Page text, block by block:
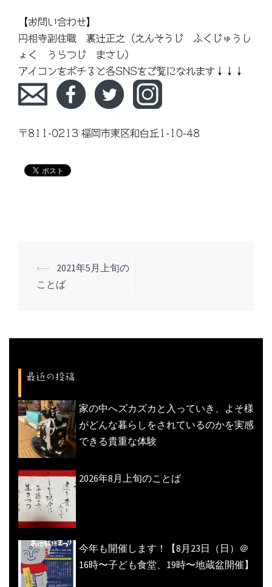
【お問い合わせ】
円相寺副住職 裏辻正之（えんそうじ ふくじゅうし
ょく うらつじ まさし）
アイコンをポチると各SNSをご覧になれます↓↓↓
〒811-0213 福岡市東区和白丘1-10-48
投
稿
シ
ョ
ン
⟵ 2021年5月上旬の
ことば
最近の投稿
家の中へズカズカと入っていき、よそ様
がどんな暮らしをされているのかを実感
できる貴重な体験
2026年8月上旬のことば
今年も開催します！【8月23日（日）＠
16時〜子ども食堂、19時〜地蔵盆開催】